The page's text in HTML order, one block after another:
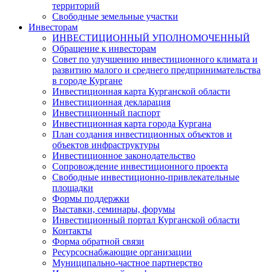
территорий
Свободные земельные участки
Инвесторам
ИНВЕСТИЦИОННЫЙ УПОЛНОМОЧЕННЫЙ
Обращение к инвесторам
Совет по улучшению инвестиционного климата и
развитию малого и среднего предпринимательства
в городе Кургане
Инвестиционная карта Курганской области
Инвестиционная декларация
Инвестиционный паспорт
Инвестиционная карта города Кургана
План создания инвестиционных объектов и
объектов инфраструктуры
Инвестиционное законодательство
Сопровождение инвестиционного проекта
Свободные инвестиционно-привлекательные
площадки
Формы поддержки
Выставки, семинары, форумы
Инвестиционный портал Курганской области
Контакты
Форма обратной связи
Ресурсоснабжающие организации
Муниципально-частное партнерство